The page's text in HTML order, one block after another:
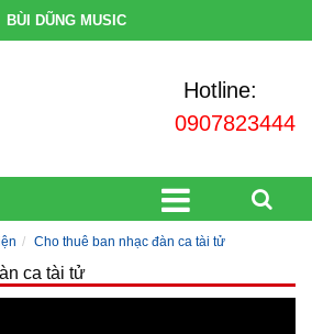
BÙI DŨNG MUSIC
Hotline:
0907823444
Cho thuê ban nhạc đàn ca tài tử
ca tài tử